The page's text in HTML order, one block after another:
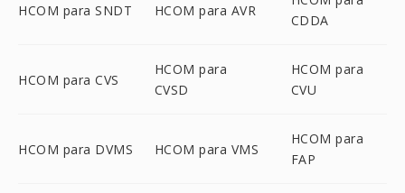
HCOM para SNDT HCOM para AVR
CDDA
HCOM para CVS
HCOM para
CVSD
HCOM para
CVU
HCOM para DVMS HCOM para VMS
HCOM para
FAP